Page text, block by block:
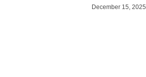
December 15, 2025